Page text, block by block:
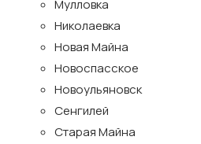
Мулловка
Николаевка
Новая Майна
Новоспасское
Новоульяновск
Сенгилей
Старая Майна